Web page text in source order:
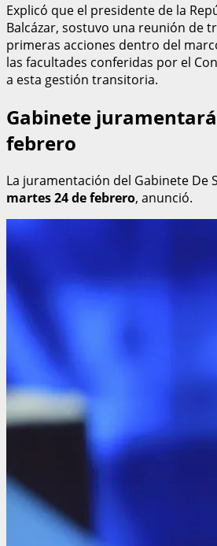
Explicó que el presidente de la
Balcázar, sostuvo una reunión de
primeras acciones dentro del
las facultades conferidas por el
a esta gestión transitoria.
Gabinete
febrero
La juramentación del Gabinete De
martes 24 de febrero, anunció.